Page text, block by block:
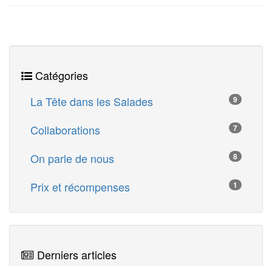
Catégories
9
La Tête dans les Salades
7
Collaborations
8
On parle de nous
1
Prix et récompenses
Derniers articles